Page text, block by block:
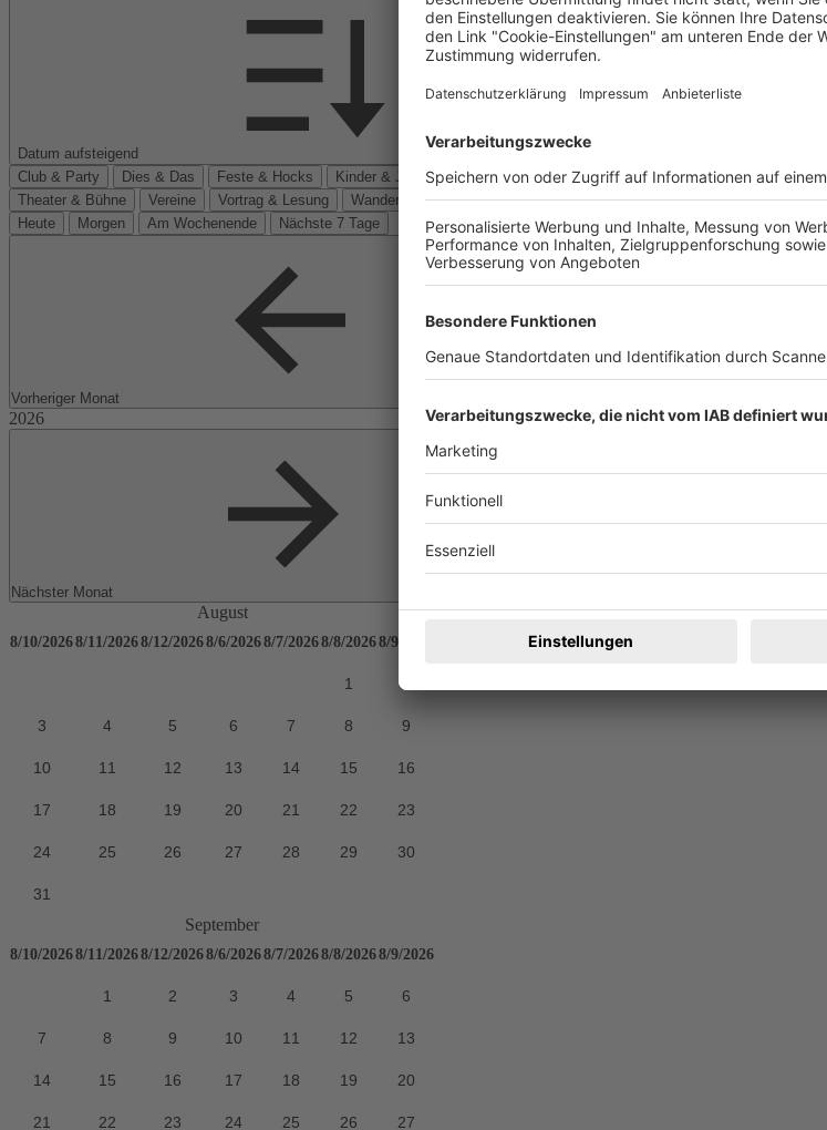
Datum aufsteigend
Club & Party
Dies & Das Feste & Hocks Kinder & Jugend Kino Klassik Kunst & Museen Märkte & Messen
Theater & Bühne
Vereine Vortrag & Lesung
Wanderungen
Heute
Morgen Am Wochenende Nächste 7 Tage
Vorheriger Monat
Nächster Monat